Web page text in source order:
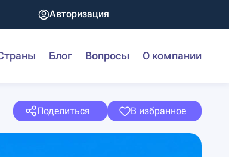
Авторизация
Блог Вопросы О компании
Поделиться В избранное